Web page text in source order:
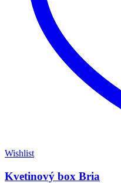
Wishlist
Kvetinový box Bria